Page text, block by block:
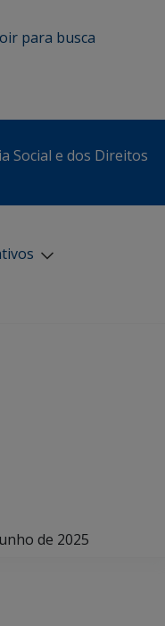
ir para busca
Social e dos Direitos
de 2025